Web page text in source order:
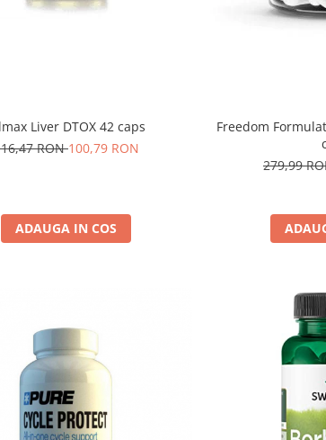
Liver DTOX 42 caps
RON100,79 RON
ADAUGA IN COS
Freedom
279,99